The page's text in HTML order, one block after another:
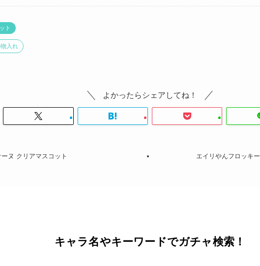
ト
入れ
よかったらシェアしてね！
ーヌ クリアマスコット エイリやんフロッキ
キャラ名やキーワードでガチャ検索！